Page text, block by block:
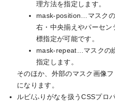
理方法を指定します。
mask-position…マスク
右・中央揃えやパーセ
標指定が可能です。
mask-repeat…マスクの
指定します。
そのほか、外部のマスク画像
になります。
ルビ/ふりがなを扱うCSSプロ